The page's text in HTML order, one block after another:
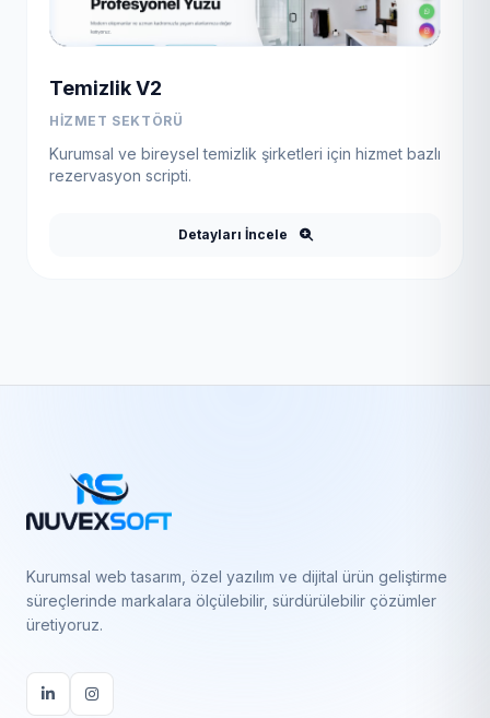
Temizlik V2
HIZMET SEKTÖRÜ
Kurumsal ve bireysel temizlik şirketleri için hizmet bazlı
rezervasyon scripti.
Detayları İncele
Kurumsal web tasarım, özel yazılım ve dijital ürün geliştirme
süreçlerinde markalara ölçülebilir, sürdürülebilir çözümler
üretiyoruz.